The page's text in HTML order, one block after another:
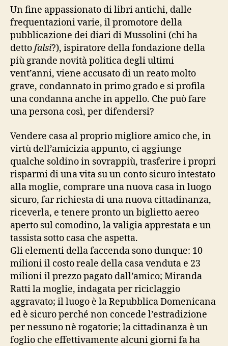
fuga
la
soluzione
dei
vigliacchi)
Un fine appassionato di libri antichi, dalle
frequentazioni varie, il promotore della
pubblicazione dei diari di Mussolini (chi ha
dettofalsi?), ispiratore della fondazione della
più grande novità politica degli ultimi
vent’anni, viene accusato di un reato molto
grave, condannato in primo grado e si profila
una condanna anche in appello. Che può fare
una persona così, per difendersi?
Vendere casa al proprio migliore amico che, in
virtù dell’amicizia appunto, ci aggiunge
qualche soldino in sovrappiù, trasferire i propri
risparmi di una vita su un conto sicuro intestato
alla moglie, comprare una nuova casa in luogo
sicuro, far richiesta di una nuova cittadinanza,
riceverla, e tenere pronto un biglietto aereo
aperto sul comodino, la valigia apprestata e un
tassista sotto casa che aspetta.
Gli elementi della faccenda sono dunque: 10
milioni il costo reale della casa venduta e 23
milioni il prezzo pagato dall’amico; Miranda
Ratti la moglie, indagata per riciclaggio
aggravato; il luogo è la Repubblica Domenicana
ed è sicuro perché non concede l’estradizione
per nessuno nè rogatorie; la cittadinanza è un
foglio che effettivamente alcuni giorni fa ha